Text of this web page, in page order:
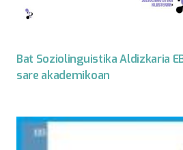
Bat Soziolinguistika Aldizkaria
sare akademikoan